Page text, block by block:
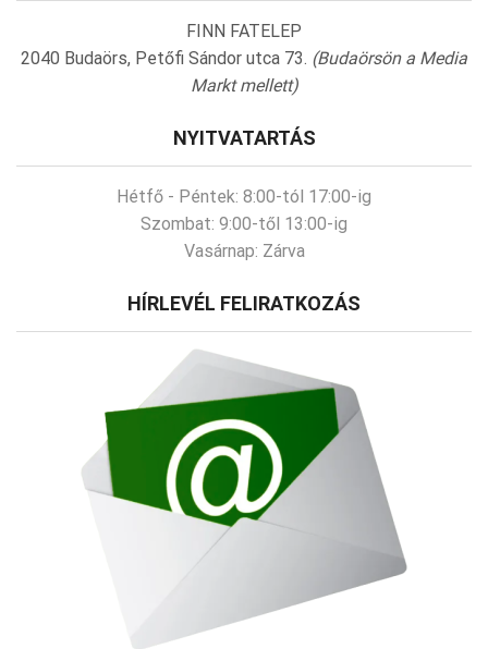
FINN FATELEP
2040 Budaörs, Petőfi Sándor utca 73. (Budaörsön a Media
Markt mellett)
NYITVATARTÁS
Hétfő - Péntek: 8:00-tól 17:00-ig
Szombat: 9:00-től 13:00-ig
Vasárnap: Zárva
HÍRLEVÉL FELIRATKOZÁS